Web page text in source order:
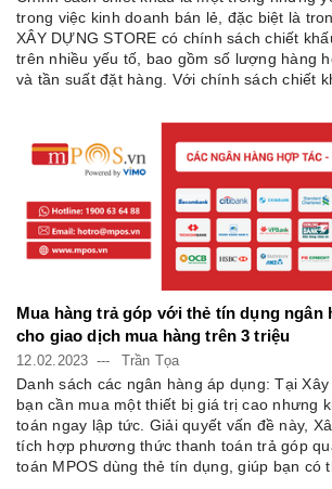
trong việc kinh doanh bán lẻ, đặc biệt là
XÂY DỰNG STORE có chính sách chiết
trên nhiều yếu tố, bao gồm số lượng hàng
và tần suất đặt hàng. Với chính sách chiết
Mua hàng trả góp với thẻ tín dụng ngân
cho giao dịch mua hàng trên 3 triệu
12.02.2023 Trần Tọa
Danh sách các ngân hàng áp dụng: Tại
bạn cần mua một thiết bị giá trị cao nhưng
toán ngay lập tức. Giải quyết vấn đề này,
tích hợp phương thức thanh toán trả góp
toán MPOS dùng thẻ tín dụng, giúp bạn có